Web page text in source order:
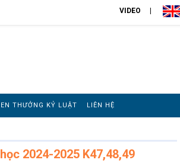
VIDEO
THƯỞNG KỶ LUẬT LIÊN HỆ
2024-2025 K47,48,49